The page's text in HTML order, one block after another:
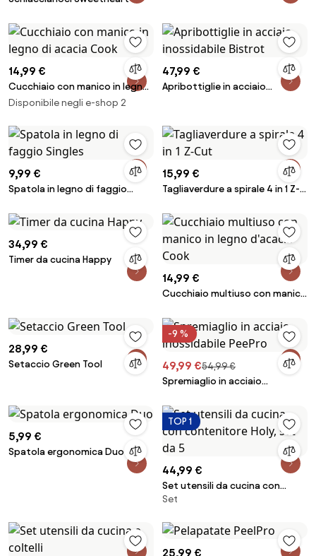
14,99 €
Cucchiaio con manico in legno
di acacia Cook
Disponibile negli e-shop 2
47,99 €
Apribottiglie in acciaio
9,99 €
Spatola in legno di faggio
15,99 €
Tagliaverdure a spirale 4 in 1 Z-
34,99 €
Timer da cucina Happy
14,99 €
Cucchiaio multiuso con manico
28,99 €
Setaccio Green Tool
-9 %
49,99 €54,99 €
Spremiaglio in acciaio
5,99 €
Spatola ergonomica Duo
TOP 1
44,99 €
Set utensili da cucina con
contenitore Holy, set da 5
Set
25,99 €